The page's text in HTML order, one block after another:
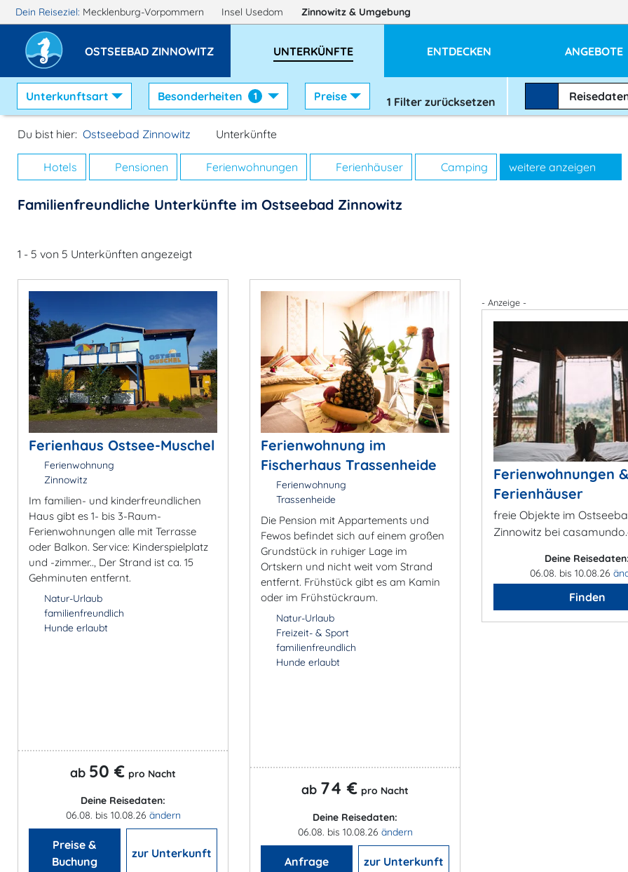
Dein Reiseziel: Mecklenburg-Vorpommern Insel Usedom Zinnowitz & Umgebung
OSTSEEBAD ZINNOWITZ UNTERKÜNFTE ENTDECKEN ANGEBOTE
Unterkunftsart Besonderheiten 1 Preise 1 Filter zurücksetzen
Du bist hier: Ostseebad Zinnowitz Unterkünfte
Hotels Pensionen Ferienwohnungen Ferienhäuser Camping weitere anzeigen
Familienfreundliche Unterkünfte im Ostseebad Zinnowitz
1 - 5 von 5 Unterkünften angezeigt
Ferienhaus Ostsee-Muschel
Ferienwohnung
Zinnowitz
Im familien- und kinderfreundlichen
Haus gibt es 1- bis 3-Raum-
Ferienwohnungen alle mit Terrasse
oder Balkon. Service: Kinderspielplatz
und -zimmer.., Der Strand ist ca. 15
Gehminuten entfernt.
Natur-Urlaub
familienfreundlich
Hunde erlaubt
ab 50 € pro Nacht
Deine Reisedaten:
06.08. bis 10.08.26 ändern
Preise &
Buchung
zur Unterkunft
Ferienwohnung im
Fischerhaus Trassenheide
Ferienwohnung
Trassenheide
Die Pension mit Appartements und
Fewos befindet sich auf einem großen
Grundstück in ruhiger Lage im
Ortskern und nicht weit vom Strand
entfernt. Frühstück gibt es am Kamin
oder im Frühstückraum.
Natur-Urlaub
Freizeit- & Sport
familienfreundlich
Hunde erlaubt
ab 74 € pro Nacht
Deine Reisedaten:
06.08. bis 10.08.26 ändern
Anfrage zur Unterkunft
- Anzeige -
Ferienwohnungen &
Ferienhäuser
freie Objekte im
Zinnowitz bei
Deine
06.08. bis 10.08.26
Finden